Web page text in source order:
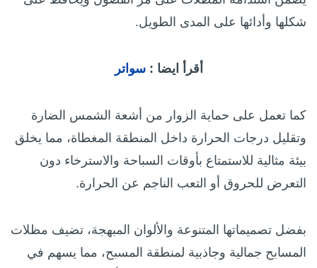
شكلها وأدائها على المدى الطويل.
أقرأ ايضا : سواتر
كما تعمل على حماية الزوار من أشعة الشمس الضارة
وتقليل درجات الحرارة داخل المنطقة المغطاة، مما يخلق
بيئة مثالية للاستمتاع بأوقات السباحة والاسترخاء دون
التعرض للحروق أو التعب الناجم عن الحرارة.
بفضل تصميماتها المتنوعة والألوان المبهجة، تضيف مظلات
المسابح جمالية وجاذبية لمنطقة المسبح، مما يسهم في